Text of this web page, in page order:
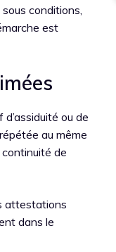
conditions,
est
ou de
au même
de
attestations
dans le